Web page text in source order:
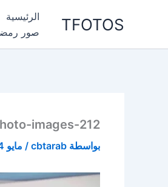
TFOTOS الرئيسية
صور
images-212
بواسطة cbtarab
/ مايو 14, 2026